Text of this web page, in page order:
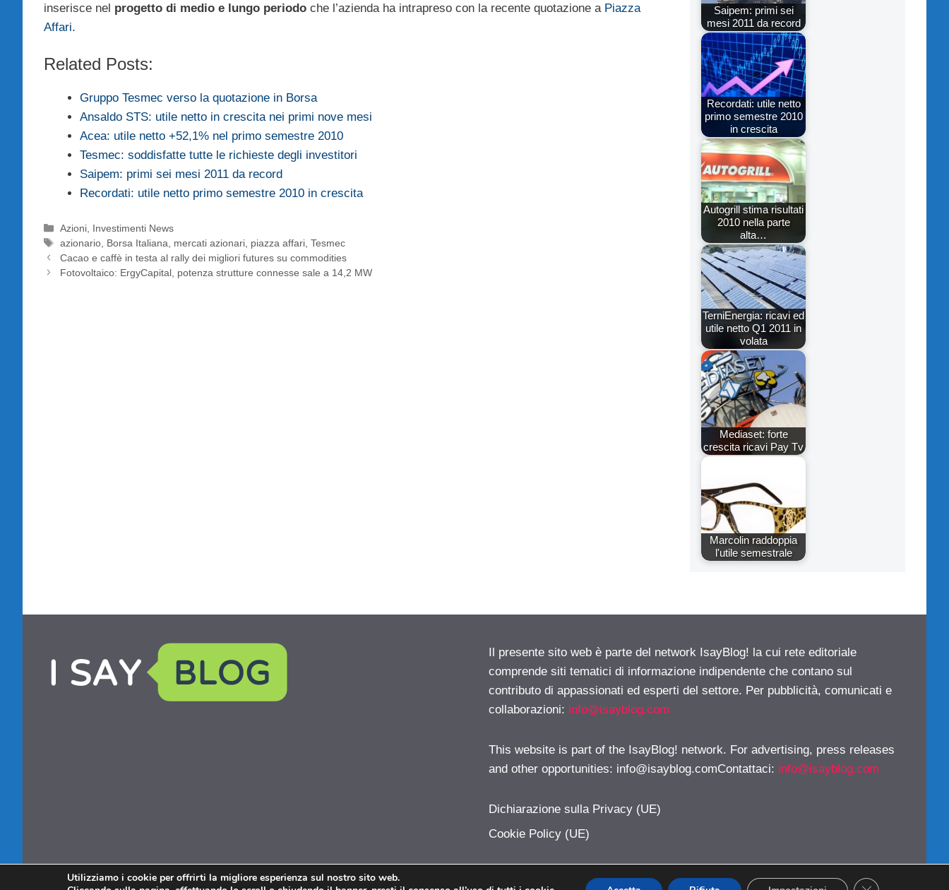
inserisce nel progetto di medio e lungo periodo che l’azienda ha intrapreso con la recente quotazione a Piazza
Affari.
Related Posts:
Gruppo Tesmec verso la quotazione in Borsa
Ansaldo STS: utile netto in crescita nei primi nove mesi
Acea: utile netto +52,1% nel primo semestre 2010
Tesmec: soddisfatte tutte le richieste degli investitori
Saipem: primi sei mesi 2011 da record
Recordati: utile netto primo semestre 2010 in crescita
Categorie
Azioni Investimenti News
Tag
azionario Borsa Italiana mercati azionari piazza affari ,Tesmec
Cacao e caffè in testa al rally dei migliori futures su commodities
Fotovoltaico: ErgyCapital, potenza strutture connesse sale a 14,2 MW
Saipem: primi sei
mesi 2011 da record
Recordati: utile netto
primo semestre 2010
in crescita
Autogrill stima risultati
2010 nella parte
alta…
TerniEnergia: ricavi ed
utile netto Q1 2011 in
volata
Mediaset: forte
crescita ricavi Pay Tv
Marcolin raddoppia
l'utile semestrale
Il presente sito web è parte del network IsayBlog! la cui rete editoriale
comprende siti tematici di informazione indipendente che contano sul
contributo di appassionati ed esperti del settore. Per pubblicità, comunicati e
collaborazioni: info@isayblog.com
This website is part of the IsayBlog! network. For advertising, press releases
and other opportunities: info@isayblog.comContattaci: info@isayblog.com
Dichiarazione sulla Privacy (UE)
Cookie Policy (UE)
Utilizziamo i cookie per offrirti la migliore esperienza sul nostro sito web.
CLOSE GDPR